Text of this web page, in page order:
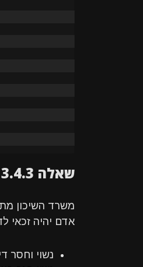
שאלה 3.4.3
משרד השיכון
אדם יהיה זכאי
נשוי וחסר